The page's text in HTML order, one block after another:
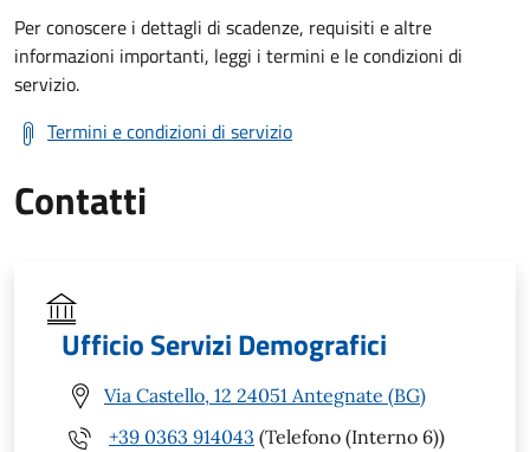
Per conoscere i dettagli di scadenze, requisiti e altre
informazioni importanti, leggi i termini e le condizioni di
servizio.
Termini e condizioni di servizio
Contatti
Ufficio Servizi Demografici
Via Castello, 12 24051 Antegnate (BG)
+39 0363 914043 (Telefono (Interno 6))